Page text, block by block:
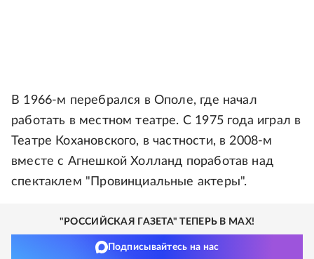
В 1966-м перебрался в Ополе, где начал
работать в местном театре. С 1975 года играл в
Театре Кохановского, в частности, в 2008-м
вместе с Агнешкой Холланд поработав над
спектаклем "Провинциальные актеры".
"РОССИЙСКАЯ ГАЗЕТА" ТЕПЕРЬ В MAX!
Подписывайтесь на нас